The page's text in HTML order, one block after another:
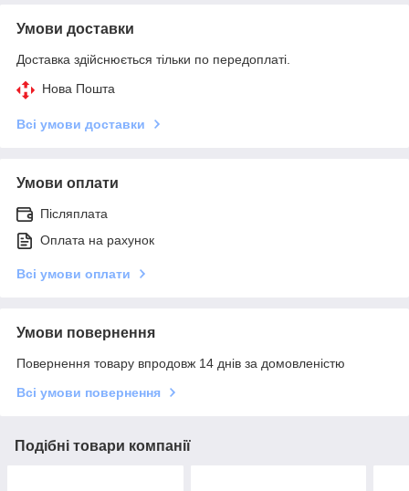
Умови доставки
Доставка здійснюється тільки по передоплаті.
Нова Пошта
Всі умови доставки
Умови оплати
Післяплата
Оплата на рахунок
Всі умови оплати
Умови повернення
Повернення товару впродовж 14 днів за домовленістю
Всі умови повернення
Подібні товари компанії